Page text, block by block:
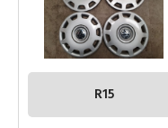
R15